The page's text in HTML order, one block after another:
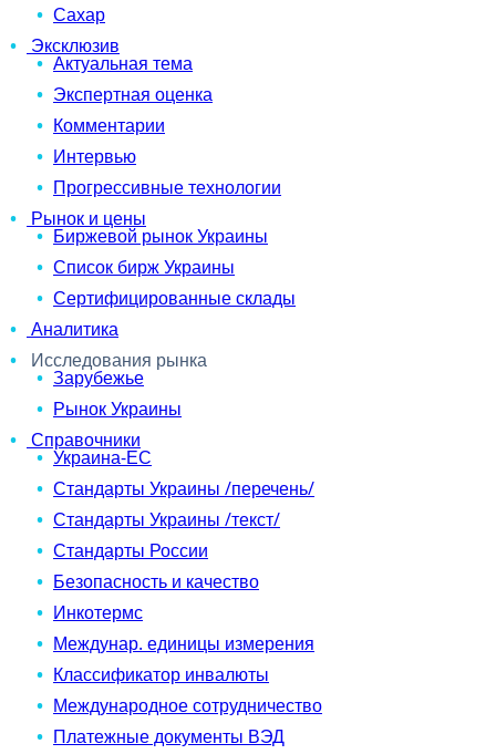
Сахар
Эксклюзив
Актуальная тема
Экспертная оценка
Комментарии
Интервью
Прогрессивные технологии
Рынок и цены
Биржевой рынок Украины
Список бирж Украины
Сертифицированные склады
Аналитика
Исследования рынка
Зарубежье
Рынок Украины
Справочники
Украина-ЕС
Стандарты Украины /перечень/
Стандарты Украины /текст/
Стандарты России
Безопасность и качество
Инкотермс
Междунар. единицы измерения
Классификатор инвалюты
Международное сотрудничество
Платежные документы ВЭД